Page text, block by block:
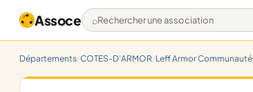
Assoce Rechercher une association
Départements COTES-D'ARMOR Leff Armor Communauté